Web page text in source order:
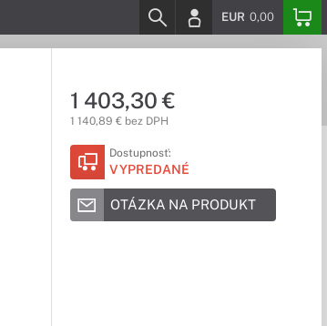
EUR 0,00
1 403,30 €
1 140,89 € bez DPH
Dostupnosť:
VYPREDANÉ
OTÁZKA NA PRODUKT